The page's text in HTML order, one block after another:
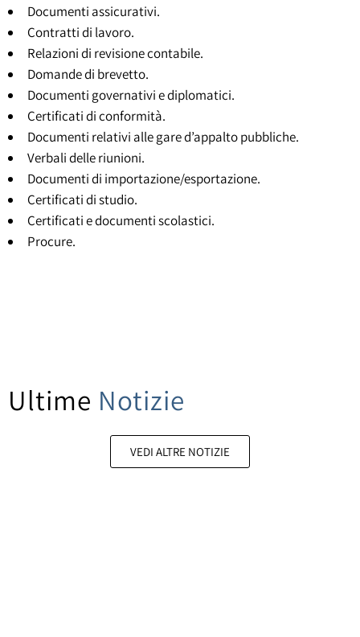
Documenti assicurativi.
Contratti di lavoro.
Relazioni di revisione contabile.
Domande di brevetto.
Documenti governativi e diplomatici.
Certificati di conformità.
Documenti relativi alle gare d’appalto pubbliche.
Verbali delle riunioni.
Documenti di importazione/esportazione.
Certificati di studio.
Certificati e documenti scolastici.
Procure.
Ultime Notizie
VEDI ALTRE NOTIZIE